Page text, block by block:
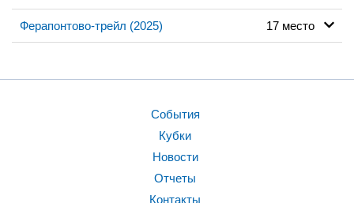
Ферапонтово-трейл (2025) 17 место
События
Кубки
Новости
Отчеты
Контакты